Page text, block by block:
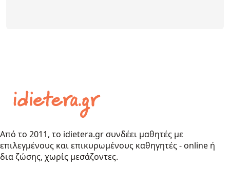
Από το 2011, το idietera.gr συνδέει μαθητές με
επιλεγμένους και επικυρωμένους καθηγητές - online ή
δια ζώσης, χωρίς μεσάζοντες.